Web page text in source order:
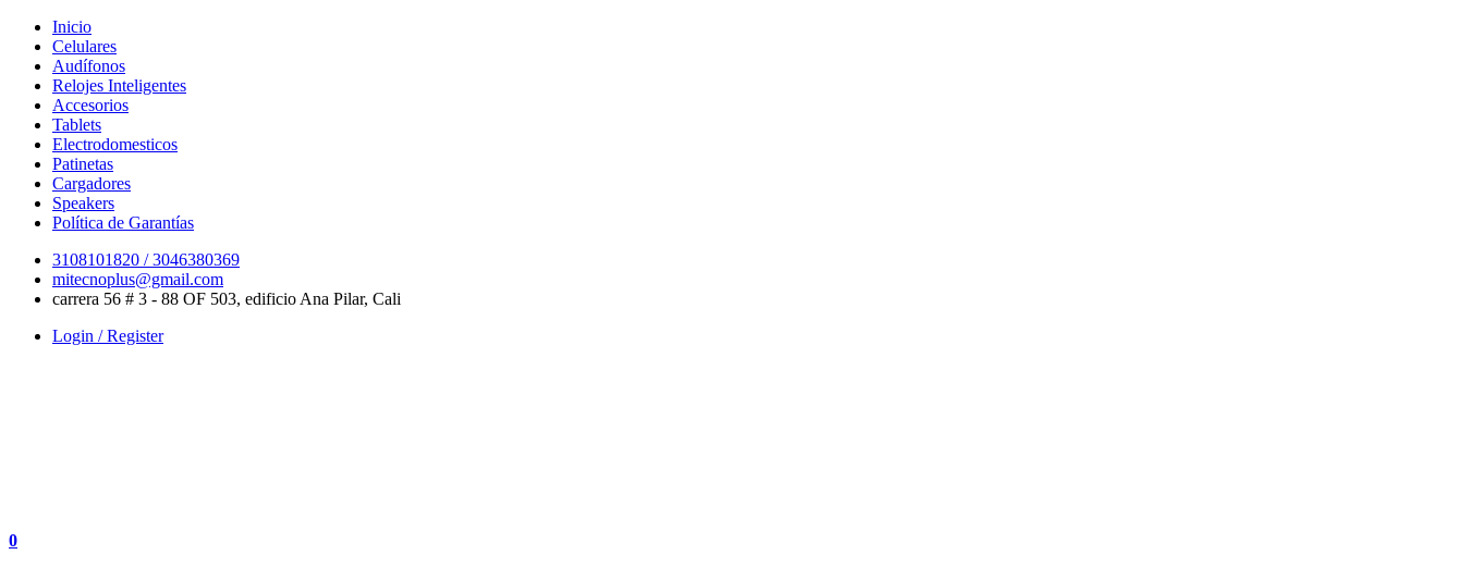
Skip
content
Inicio
Celulares
Audífonos
Relojes Inteligentes
Accesorios
Tablets
Electrodomesticos
Patinetas
Cargadores
Speakers
Política de Garantías
3108101820 / 3046380369
mitecnoplus@gmail.com
carrera 56 # 3 - 88 OF 503, edificio Ana Pilar, Cali
Login / Register
0